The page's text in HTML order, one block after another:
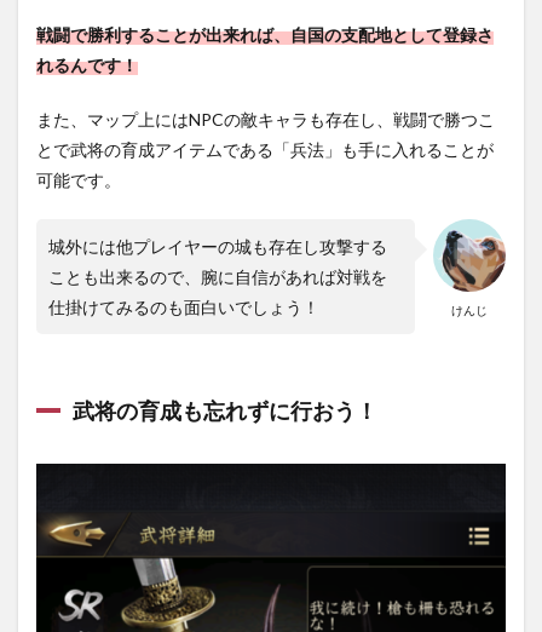
戦闘で勝利することが出来れば、自国の支配地として登録さ
れるんです！
また、マップ上にはNPCの敵キャラも存在し、戦闘で勝つこ
とで武将の育成アイテムである「兵法」も手に入れることが
可能です。
けんじ
城外には他プレイヤーの城も存在し攻撃する
ことも出来るので、腕に自信があれば対戦を
仕掛けてみるのも面白いでしょう！
武将の育成も忘れずに行おう！